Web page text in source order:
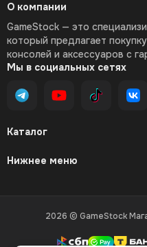
Каталог
Нижнее меню
О компании
GameStock — это
который предлагает
консолей и аксессуаров с
Мы в социальных сетях
2026 © GameStock